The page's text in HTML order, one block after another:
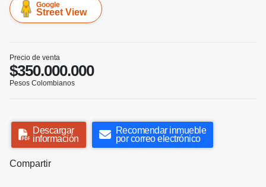
Google
Street View
Precio de venta
$350.000.000
Pesos Colombianos
Descargar
información
Recomendar inmueble
por correo electrónico
Compartir